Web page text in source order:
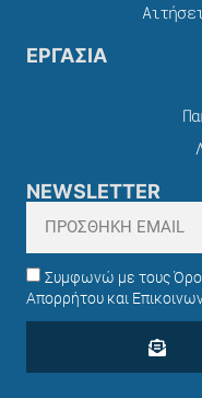
ΕΡΓΑΣΙΑ
NEWSLETTER
Συμφωνώ με τους
Απορρήτου και